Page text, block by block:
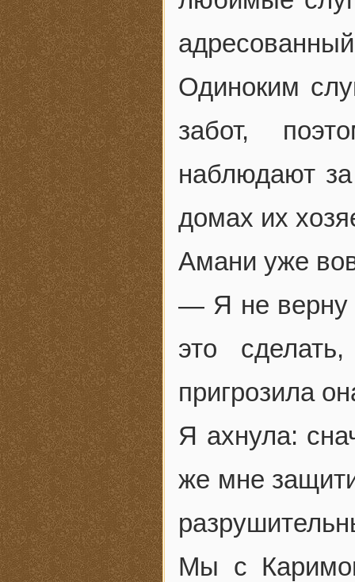
Одиноким
забот,
наблюдают
домах их
Амани уже
— Я не верну
это
пригрозила
Я ахнула:
же мне
Мы с